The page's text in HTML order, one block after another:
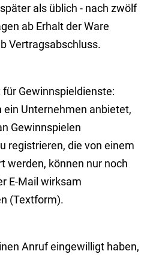
als üblich - nach zwölf
ab Erhalt der Ware
Vertragsabschluss.
Gewinnspieldienste:
ein Unternehmen anbietet,
Gewinnspielen
registrieren, die von einem
werden, können nur noch
E-Mail wirksam
(Textform).
Anruf eingewilligt haben,